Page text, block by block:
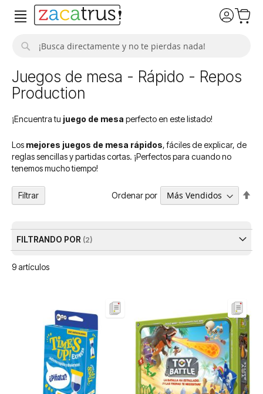
Juegos de mesa - Rápido - Repos
Production
¡Encuentra tu juego de mesa perfecto en este listado!
Los mejores juegos de mesa rápidos, fáciles de explicar, de
reglas sencillas y partidas cortas. ¡Perfectos para cuando no
tenemos mucho tiempo!
9artículos
Ordenar por
Filtrar
FILTRANDO POR